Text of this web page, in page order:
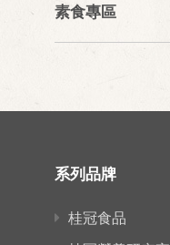
素食專區
系列品牌
桂冠食品